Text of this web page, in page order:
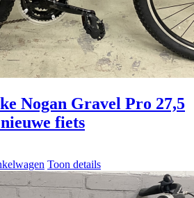
Nogan Gravel Pro 27,5
fiets
Toon details